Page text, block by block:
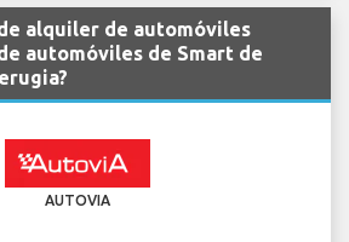
alquiler de automóviles
automóviles de Smart de
AUTOVIA